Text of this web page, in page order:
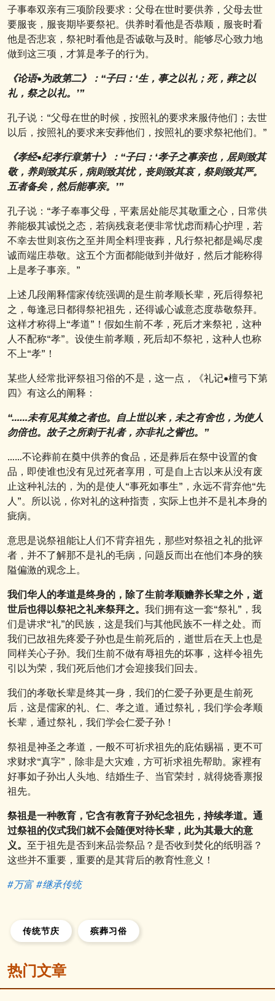
子事奉双亲有三项阶段要求：父母在世时要供养，父母去世
要服丧，服丧期毕要祭祀。供养时看他是否恭顺，服丧时看
他是否悲哀，祭祀时看他是否诚敬与及时。能够尽心致力地
做到这三项，才算是孝子的行为。
《论语•为政第二》：“子曰：‘生，事之以礼；死，葬之以
礼，祭之以礼。’”
孔子说：“父母在世的时候，按照礼的要求来服侍他们；去世
以后，按照礼的要求来安葬他们，按照礼的要求祭祀他们。”
《孝经•纪孝行章第十》：“子曰：‘孝子之事亲也，居则致其
敬，养则致其乐，病则致其忧，丧则致其哀，祭则致其严。
五者备矣，然后能事亲。’”
孔子说：“孝子奉事父母，平素居处能尽其敬重之心，日常供
养能极其诚悦之态，若病残衰老便非常忧虑而精心护理，若
不幸去世则哀伤之至并周全料理丧葬，凡行祭祀都是竭尽虔
诚而端庄恭敬。这五个方面都能做到并做好，然后才能称得
上是孝子事亲。”
上述几段阐释儒家传统强调的是生前孝顺长辈，死后得祭祀
之，每逢忌日都得祭祀祖先，还得诚心诚意态度恭敬祭拜。
这样才称得上“孝道”！假如生前不孝，死后才来祭祀，这种
人不配称“孝”。设使生前孝顺，死后却不祭祀，这种人也称
不上“孝”！
某些人经常批评祭祖习俗的不是，这一点，《礼记•檀弓下第
四》有这么的阐释：
“……未有见其飨之者也。自上世以来，未之有舍也，为使人
勿倍也。故子之所刺于礼者，亦非礼之訾也。”
……不论葬前在奠中供养的食品，还是葬后在祭中设置的食
品，即使谁也没有见过死者享用，可是自上古以来从没有废
止这种礼法的，为的是使人“事死如事生”，永远不背弃他“先
人”。所以说，你对礼的这种指责，实际上也并不是礼本身的
疵病。
意思是说祭祖能让人们不背弃祖先，那些对祭祖之礼的批评
者，并不了解那不是礼的毛病，问题反而出在他们本身的狭
隘偏激的观念上。
我们华人的孝道是终身的，除了生前孝顺赡养长辈之外，逝
世后也得以祭祀之礼来祭拜之。 我们拥有这一套“祭礼”，我
们是讲求“礼”的民族，这是我们与其他民族不一样之处。而
我们已故祖先疼爱子孙也是生前死后的，逝世后在天上也是
同样关心子孙。我们生前不做有辱祖先的坏事，这样令祖先
引以为荣，我们死后他们才会迎接我们回去。
我们的孝敬长辈是终其一身，我们的仁爱子孙更是生前死
后，这是儒家的礼、仁、孝之道。通过祭礼，我们学会孝顺
长辈，通过祭礼，我们学会仁爱子孙！
祭祖是神圣之孝道，一般不可祈求祖先的庇佑赐福，更不可
求财求“真字”，除非是大灾难，方可祈求祖先帮助。家裡有
好事如子孙出人头地、结婚生子、当官荣封，就得烧香禀报
祖先。
祭祖是一种教育，它含有教育子孙纪念祖先，持续孝道。通
过祭祖的仪式我们就不会随便对待长辈，此为其最大的意
义。 至于祖先是否到来品尝祭品？是否收到焚化的纸明器？
这些并不重要，重要的是其背后的教育性意义！
#万富 #继承传统
传统节庆 殡葬习俗
热门文章